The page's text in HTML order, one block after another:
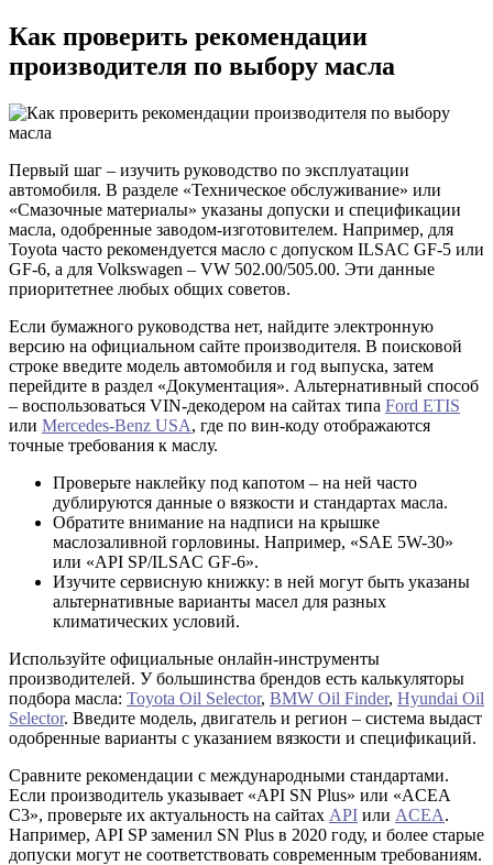
Как проверить рекомендации
производителя по выбору масла
Первый шаг – изучить руководство по эксплуатации
автомобиля. В разделе «Техническое обслуживание» или
«Смазочные материалы» указаны допуски и спецификации
масла, одобренные заводом-изготовителем. Например, для
Toyota часто рекомендуется масло с допуском ILSAC GF-5 или
GF-6, а для Volkswagen – VW 502.00/505.00. Эти данные
приоритетнее любых общих советов.
Если бумажного руководства нет, найдите электронную
версию на официальном сайте производителя. В поисковой
строке введите модель автомобиля и год выпуска, затем
перейдите в раздел «Документация». Альтернативный способ
– воспользоваться VIN-декодером на сайтах типа Ford ETIS
или Mercedes-Benz USA, где по вин-коду отображаются
точные требования к маслу.
Проверьте наклейку под капотом – на ней часто
дублируются данные о вязкости и стандартах масла.
Обратите внимание на надписи на крышке
маслозаливной горловины. Например, «SAE 5W-30»
или «API SP/ILSAC GF-6».
Изучите сервисную книжку: в ней могут быть указаны
альтернативные варианты масел для разных
климатических условий.
Используйте официальные онлайн-инструменты
производителей. У большинства брендов есть калькуляторы
подбора масла: Toyota Oil Selector, BMW Oil Finder, Hyundai Oil
Selector. Введите модель, двигатель и регион – система выдаст
одобренные варианты с указанием вязкости и спецификаций.
Сравните рекомендации с международными стандартами.
Если производитель указывает «API SN Plus» или «ACEA
C3», проверьте их актуальность на сайтах API или ACEA.
Например, API SP заменил SN Plus в 2020 году, и более старые
допуски могут не соответствовать современным требованиям.